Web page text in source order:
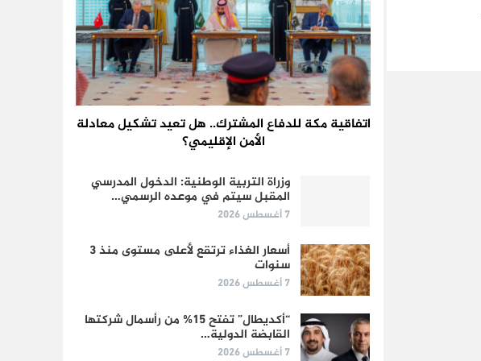
اتفاقية مكة للدفاع المشترك.. هل تعيد تشكيل معادلة
الأمن الإقليمي؟
وزراة التربية الوطنية: الدخول المدرسي
المقبل سیتم في موعده الرسمي…
7 أغسطس 2026
أسعار الغذاء ترتقع لأعلى مستوى منذ 3
سنوات
7 أغسطس 2026
“أكديطال” تفتح 15% من رأسمال شركتها
القابضة الدولية…
7 أغسطس 2026